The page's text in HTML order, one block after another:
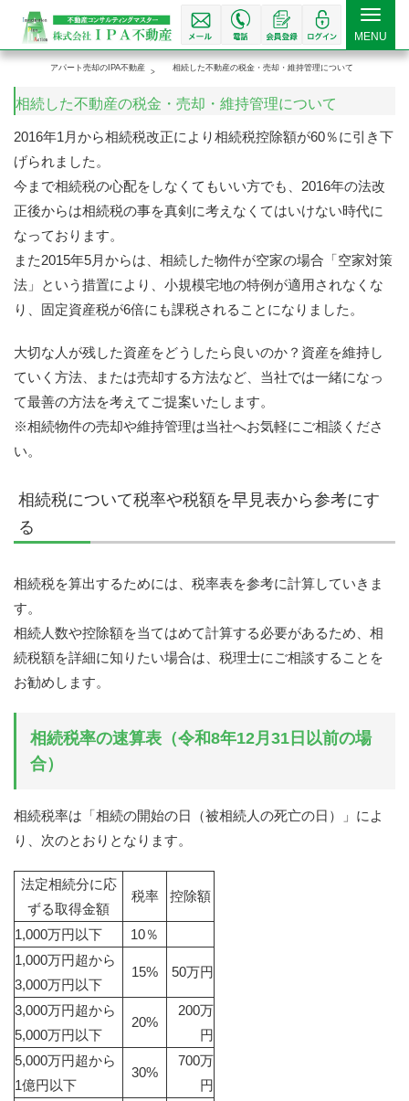
Toggle
MENU
アパート売却のIPA不動産 相続した不動産の税金・売却・維持管理について
相続した不動産の税金・売却・維持管理について
2016年1月から相続税改正により相続税控除額が60％に引き下
げられました。
今まで相続税の心配をしなくてもいい方でも、2016年の法改
正後からは相続税の事を真剣に考えなくてはいけない時代に
なっております。
また2015年5月からは、相続した物件が空家の場合「空家対策
法」という措置により、小規模宅地の特例が適用されなくな
り、固定資産税が6倍にも課税されることになりました。
大切な人が残した資産をどうしたら良いのか？資産を維持し
ていく方法、または売却する方法など、当社では一緒になっ
て最善の方法を考えてご提案いたします。
※相続物件の売却や維持管理は当社へお気軽にご相談くださ
い。
相続税について税率や税額を早見表から参考にす
る
相続税を算出するためには、税率表を参考に計算していきま
す。
相続人数や控除額を当てはめて計算する必要があるため、相
続税額を詳細に知りたい場合は、税理士にご相談することを
お勧めします。
相続税率の速算表（令和8年12月31日以前の場
合）
相続税率は「相続の開始の日（被相続人の死亡の日）」によ
り、次のとおりとなります。
法定相続分に応
ずる取得金額
税率 控除額
1,000万円以下
10％
1,000万円超から
3,000万円以下
15% 50万円
3,000万円超から
5,000万円以下
20%
200万
円
5,000万円超から
1億円以下
30%
700万
円